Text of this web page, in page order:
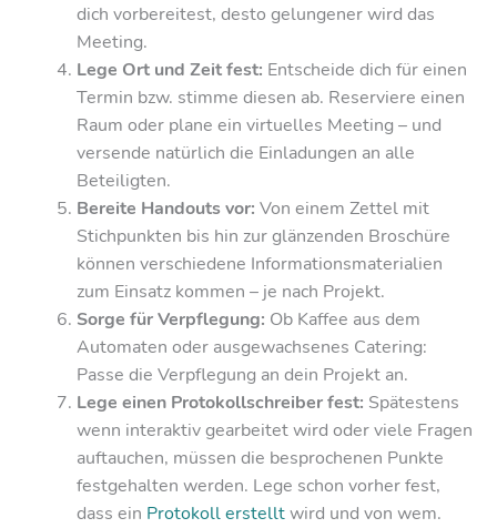
dich vorbereitest, desto gelungener wird das
Meeting.
Lege Ort und Zeit fest: Entscheide dich für einen
Termin bzw. stimme diesen ab. Reserviere einen
Raum oder plane ein virtuelles Meeting – und
versende natürlich die Einladungen an alle
Beteiligten.
Bereite Handouts vor: Von einem Zettel mit
Stichpunkten bis hin zur glänzenden Broschüre
können verschiedene Informationsmaterialien
zum Einsatz kommen – je nach Projekt.
Sorge für Verpflegung: Ob Kaffee aus dem
Automaten oder ausgewachsenes Catering:
Passe die Verpflegung an dein Projekt an.
Lege einen Protokollschreiber fest: Spätestens
wenn interaktiv gearbeitet wird oder viele Fragen
auftauchen, müssen die besprochenen Punkte
festgehalten werden. Lege schon vorher fest,
dass ein Protokoll erstelltwird und von wem.